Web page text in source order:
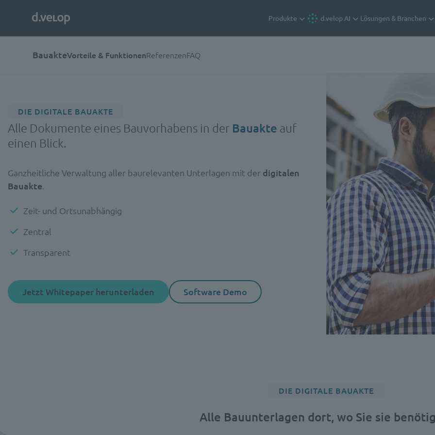
Produkte d.velop AI Lösungen & Branchen
BauakteVorteile & FunktionenReferenzenFAQ
DIE DIGITALE BAUAKTE
Alle Dokumente eines Bauvorhabens in der Bauakte auf
einen Blick.
Ganzheitliche Verwaltung aller baurelevanten Unterlagen mit der digitalen
Bauakte.
Zeit- und Ortsunabhängig
Zentral
Transparent
Jetzt Whitepaper herunterladen Software Demo
DIE DIGITALE BAUAKTE
Alle Bauunterlagen dort, wo Sie sie